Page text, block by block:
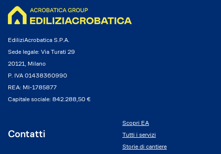
EdiliziAcrobatica S.P.A.
Sede legale: Via Turati 29
20121, Milano
P. IVA 01438360990
REA: MI-1785877
Capitale sociale: 842.288,50 €
Contatti
Scopri EA
Tutti i servizi
Storie di cantiere